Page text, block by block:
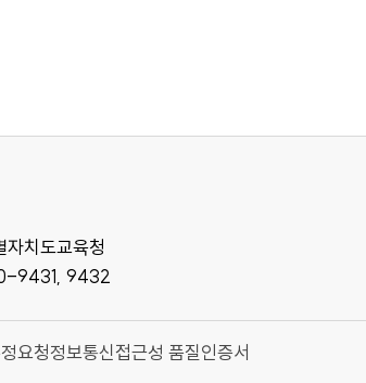
치도교육청
9431, 9432
요청정보통신접근성 품질인증서